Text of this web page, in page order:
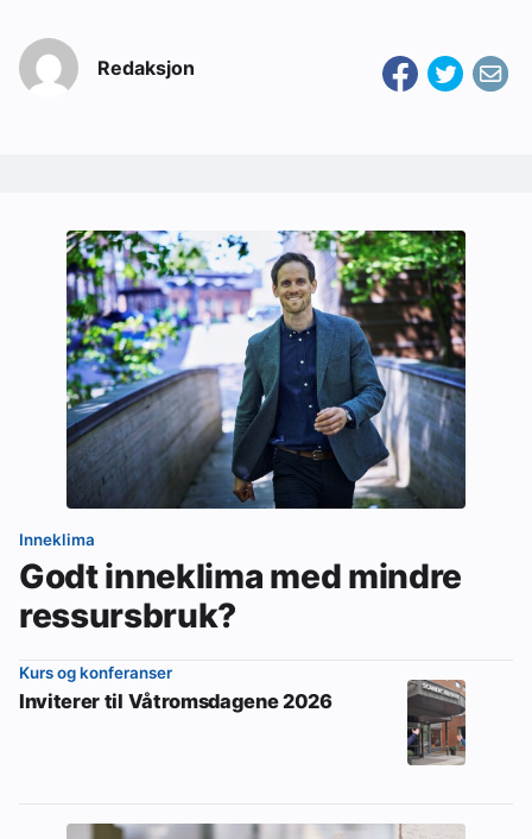
Redaksjon
Inneklima
Godt inneklima med mindre
ressursbruk?
Kurs og konferanser
Inviterer til Våtromsdagene 2026